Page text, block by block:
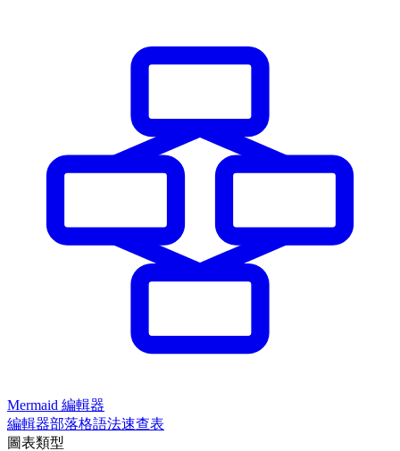
Mermaid 編輯器
編輯器部落格語法速查表
圖表類型